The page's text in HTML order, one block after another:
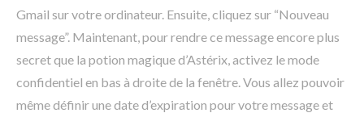
Gmail sur votre ordinateur. Ensuite, cliquez sur “Nouveau
message”. Maintenant, pour rendre ce message encore plus
secret que la potion magique d’Astérix, activez le mode
confidentiel en bas à droite de la fenêtre. Vous allez pouvoir
même définir une date d’expiration pour votre message et